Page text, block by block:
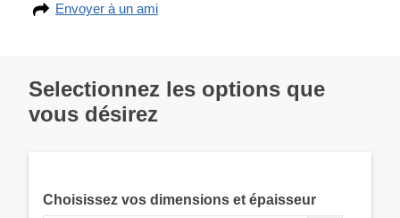
Envoyer à un ami
Selectionnez les options que
vous désirez
Choisissez vos dimensions et épaisseur